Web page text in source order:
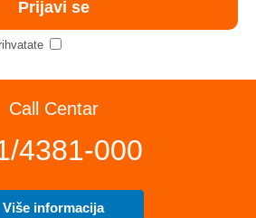
Call Centar
4381-000
Više informacija